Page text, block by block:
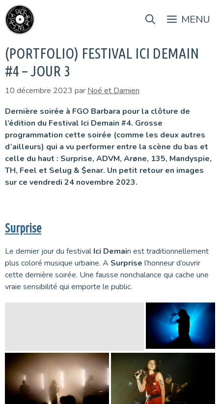
Aller
au
contenu
MENU
(PORTFOLIO) FESTIVAL ICI DEMAIN
#4 – JOUR 3
10 décembre 2023 par Noé et Damien
Dernière soirée à FGO Barbara pour la clôture de
l’édition du Festival Ici Demain #4. Grosse
programmation cette soirée (comme les deux autres
d’ailleurs) qui a vu performer entre la scène du bas et
celle du haut : Surprise, ADVM, Arøne, 135, Mandyspie,
TH, Feel et Selug & $enar. Un petit retour en images
sur ce vendredi 24 novembre 2023.
Surprise
Le dernier jour du festivalIci Demain est traditionnellement
plus coloré musique urbaine. A Surprise l’honneur d’ouvrir
cette dernière soirée. Une fausse nonchalance qui cache une
vraie sensibilité qui emporte le public.